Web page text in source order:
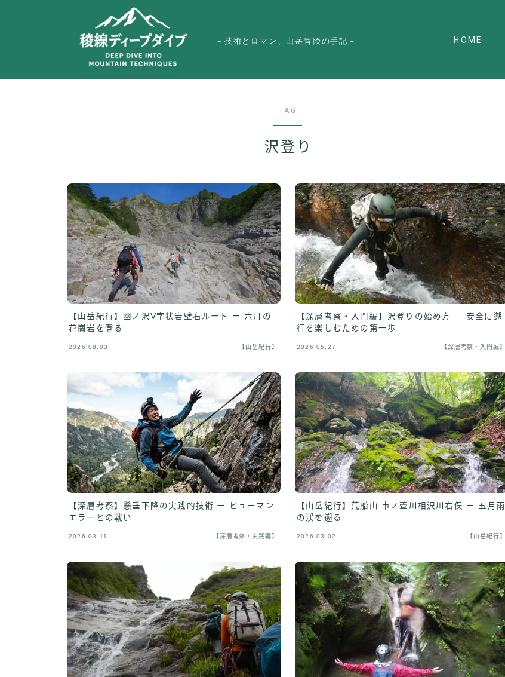
－技術とロマン、山岳冒険の手記－ HOME
TAG
沢登り
【山岳紀行】幽ノ沢V字状岩壁右ルート ー 六月の
花崗岩を登る
2026.08.03 【山岳紀行】
【深層考察・入門編】沢登りの始め方 ― 安全に遡
行を楽しむための第一歩 ―
2026.05.27 【深層考察・入門編】
【深層考察】懸垂下降の実践的技術 ー ヒューマン
エラーとの戦い
2026.03.11 【深層考察・実践編】
【山岳紀行】荒船山 市ノ萱川相沢川右俣 ー 五月雨
の渓を遡る
2026.03.02 【山岳紀行】